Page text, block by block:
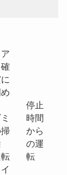
ア
停止
時間
から
の運
転